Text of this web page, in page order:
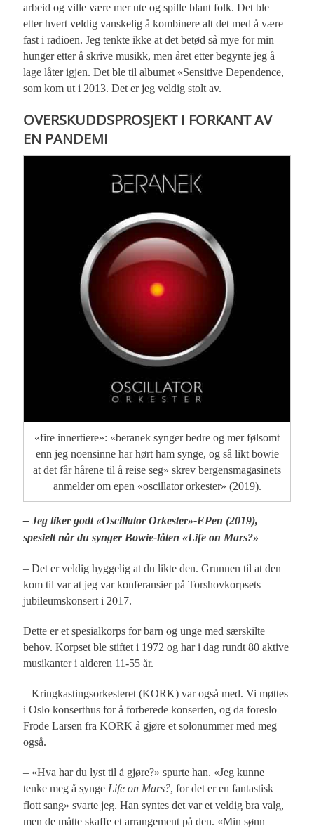
arbeid og ville være mer ute og spille blant folk. Det ble
etter hvert veldig vanskelig å kombinere alt det med å være
fast i radioen. Jeg tenkte ikke at det betød så mye for min
hunger etter å skrive musikk, men året etter begynte jeg å
lage låter igjen. Det ble til albumet «Sensitive Dependence,
som kom ut i 2013. Det er jeg veldig stolt av.
OVERSKUDDSPROSJEKT I FORKANT AV
EN PANDEMI
«fire innertiere»: «beranek synger bedre og mer følsomt
enn jeg noensinne har hørt ham synge, og så likt bowie
at det får hårene til å reise seg» skrev bergensmagasinets
anmelder om epen «oscillator orkester» (2019).
– Jeg liker godt «Oscillator Orkester»-EPen (2019),
spesielt når du synger Bowie-låten «Life on Mars?»
– Det er veldig hyggelig at du likte den. Grunnen til at den
kom til var at jeg var konferansier på Torshovkorpsets
jubileumskonsert i 2017.
Dette er et spesialkorps for barn og unge med særskilte
behov. Korpset ble stiftet i 1972 og har i dag rundt 80 aktive
musikanter i alderen 11-55 år.
– Kringkastingsorkesteret (KORK) var også med. Vi møttes
i Oslo konserthus for å forberede konserten, og da foreslo
Frode Larsen fra KORK å gjøre et solonummer med meg
også.
– «Hva har du lyst til å gjøre?» spurte han. «Jeg kunne
tenke meg å synge Life on Mars?, for det er en fantastisk
flott sang» svarte jeg. Han syntes det var et veldig bra valg,
men de måtte skaffe et arrangement på den. «Min sønn